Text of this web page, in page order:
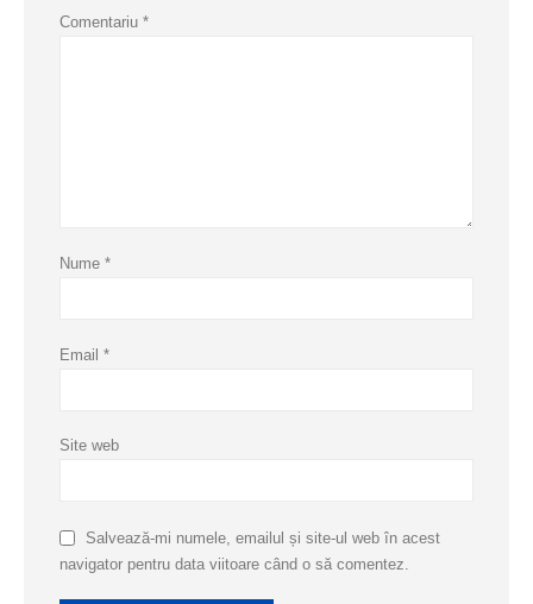
Comentariu *
Nume *
Email *
Site web
Salvează-mi numele, emailul și site-ul web în acest
navigator pentru data viitoare când o să comentez.